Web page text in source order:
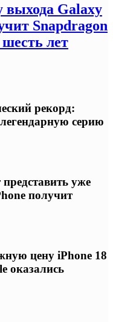
выхода Galaxy
Snapdragon
лет
рекорд:
серию
уже
получит
цену iPhone 18
оказались